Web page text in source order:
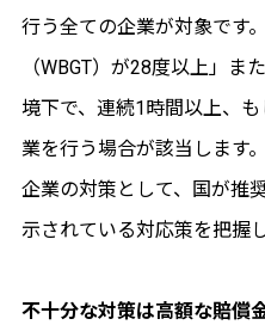
行う全ての企業が対象です
（WBGT）が28度以上」ま
境下で、連続1時間以上、
業を行う場合が該当します。
企業の対策として、国が推
示されている対応策を把握
不十分な対策は高額な賠償